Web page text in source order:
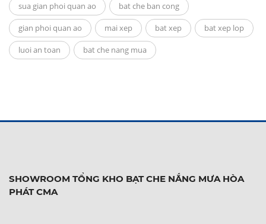
sua gian phoi quan ao bat che ban cong
gian phoi quan ao mai xep bat xep bat xep lop
luoi an toan bat che nang mua
SHOWROOM TỔNG KHO BẠT CHE NẮNG MƯA HÒA
PHÁT CMA